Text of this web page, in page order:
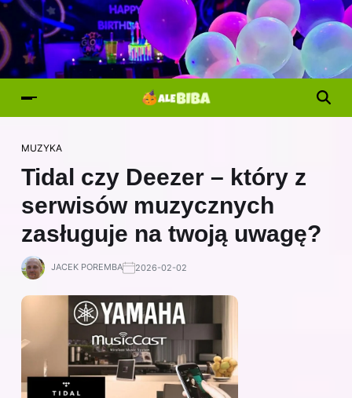
MUZYKA
Tidal czy Deezer – który z
serwisów muzycznych
zasługuje na twoją uwagę?
JACEK POREMBA 2026-02-02